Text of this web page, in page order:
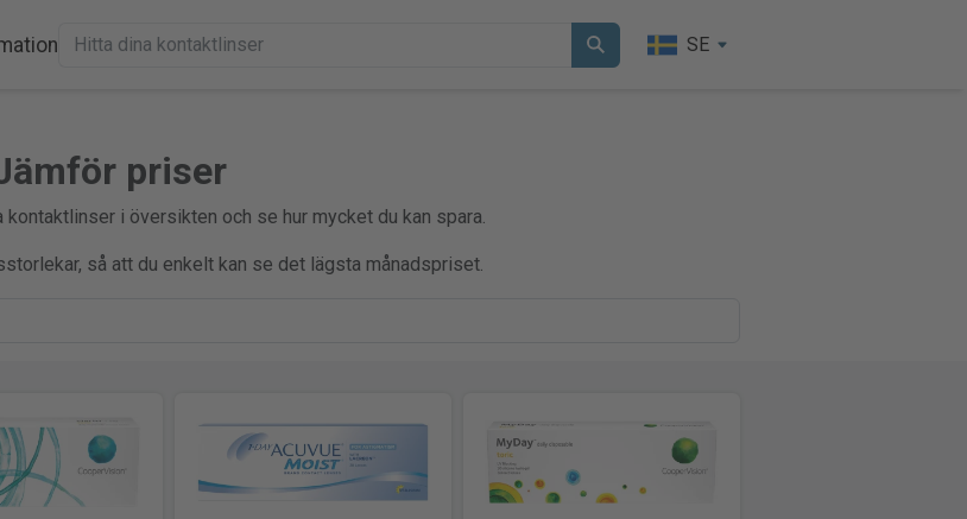
SE
priser
i översikten och se hur mycket du kan spara.
så att du enkelt kan se det lägsta månadspriset.